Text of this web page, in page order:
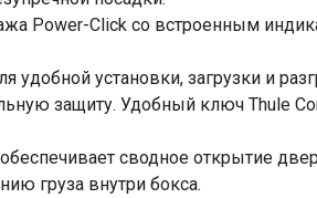
Power-Click со встроенным
установки, загрузки и
защиту. Удобный ключ Thule
сводное открытие
груза внутри бокса.